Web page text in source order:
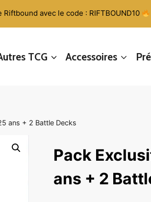
avec le code : RIFTBOUND10
TCG Accessoires
ans + 2 Battle Decks
Pack
ans + 2